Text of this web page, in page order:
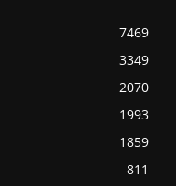
7469
3349
2070
1993
1859
811